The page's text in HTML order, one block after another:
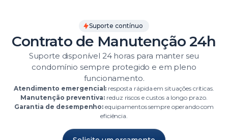
Suporte contínuo
Contrato de Manutenção 24h
Suporte disponível 24 horas para manter seu
condomínio sempre protegido e em pleno
funcionamento.
Atendimento emergencial: resposta rápida em situações críticas.
Manutenção preventiva:reduz riscos e custos a longo prazo.
Garantia de desempenho: equipamentos sempre operando com
eficiência.